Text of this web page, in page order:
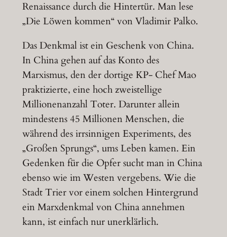
Renaissance durch die Hintertür. Man lese
„Die Löwen kommen“ von Vladimir Palko.
Das Denkmal ist ein Geschenk von China.
In China gehen auf das Konto des
Marxismus, den der dortige KP- Chef Mao
praktizierte, eine hoch zweistellige
Millionenanzahl Toter. Darunter allein
mindestens 45 Millionen Menschen, die
während des irrsinnigen Experiments, des
„Großen Sprungs“, ums Leben kamen. Ein
Gedenken für die Opfer sucht man in China
ebenso wie im Westen vergebens. Wie die
Stadt Trier vor einem solchen Hintergrund
ein Marxdenkmal von China annehmen
kann, ist einfach nur unerklärlich.